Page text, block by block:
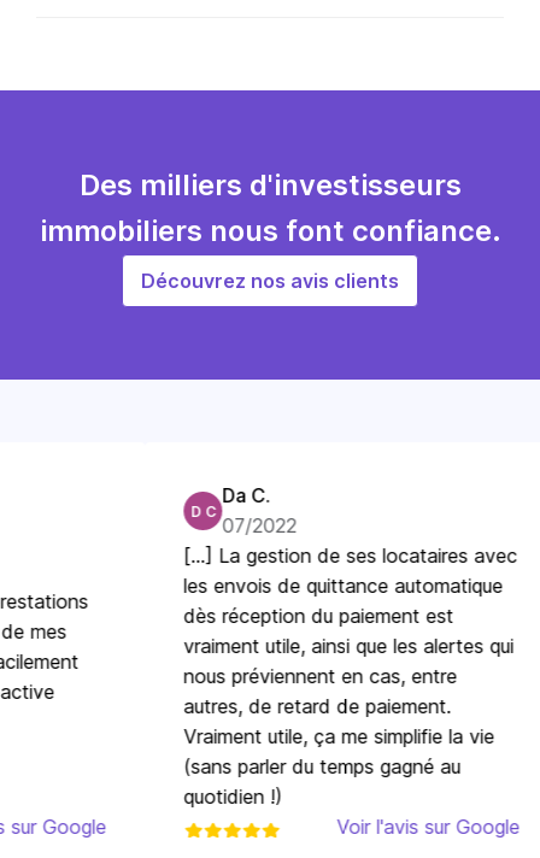
Des milliers d'investisseurs
immobiliers nous font confiance.
Découvrez nos avis clients
mes
Google
D C
Da C.
07/2022
[...] La gestion de ses locataires avec
les envois de quittance automatique
dès réception du paiement est
vraiment utile, ainsi que les alertes qui
nous préviennent en cas, entre
autres, de retard de paiement.
Vraiment utile, ça me simplifie la vie
(sans parler du temps gagné au
quotidien !)
Voir l'avis sur Google